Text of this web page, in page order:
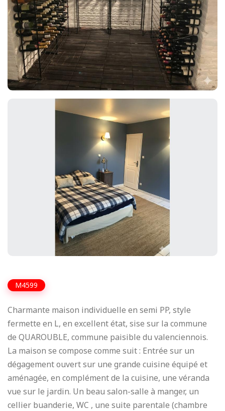
M4599
Charmante maison individuelle en semi PP, style
fermette en L, en excellent état, sise sur la commune
de QUAROUBLE, commune paisible du valenciennois.
La maison se compose comme suit : Entrée sur un
dégagement ouvert sur une grande cuisine équipé et
aménagée, en complément de la cuisine, une véranda
vue sur le jardin. Un beau salon-salle à manger, un
cellier buanderie, WC , une suite parentale (chambre